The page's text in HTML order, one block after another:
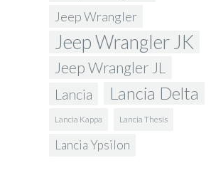
Jeep Wrangler
Jeep Wrangler JK
Jeep Wrangler JL
Lancia Lancia Delta
Lancia Kappa Lancia Thesis
Lancia Ypsilon